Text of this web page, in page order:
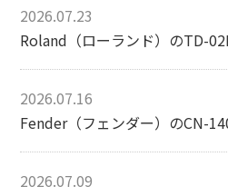
2026.07.23
2026.07.16
2026.07.09